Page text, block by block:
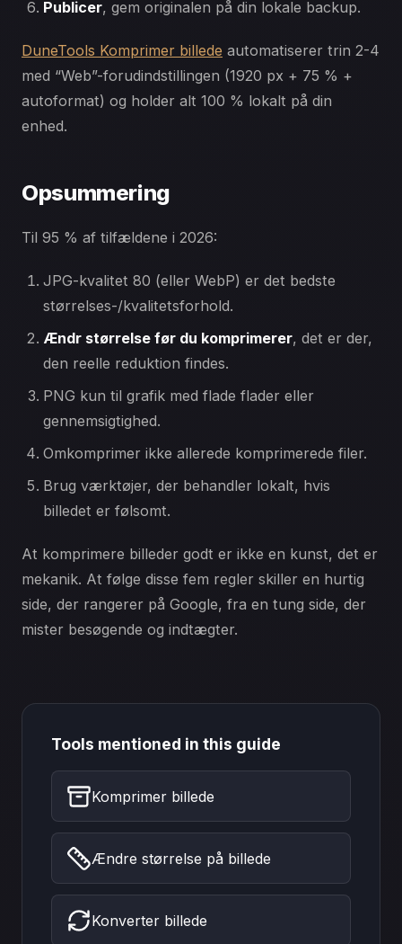
Publicer, gem originalen på din lokale backup.
DuneTools Komprimer billede automatiserer trin 2-4
med “Web”-forudindstillingen (1920 px + 75 % +
autoformat) og holder alt 100 % lokalt på din
enhed.
Opsummering
Til 95 % af tilfældene i 2026:
JPG-kvalitet 80 (eller WebP) er det bedste
størrelses-/kvalitetsforhold.
Ændr størrelse før du komprimerer, det er der,
den reelle reduktion findes.
PNG kun til grafik med flade flader eller
gennemsigtighed.
Omkomprimer ikke allerede komprimerede filer.
Brug værktøjer, der behandler lokalt, hvis
billedet er følsomt.
At komprimere billeder godt er ikke en kunst, det er
mekanik. At følge disse fem regler skiller en hurtig
side, der rangerer på Google, fra en tung side, der
mister besøgende og indtægter.
Tools mentioned in this guide
Komprimer billede
Ændre størrelse på billede
Konverter billede